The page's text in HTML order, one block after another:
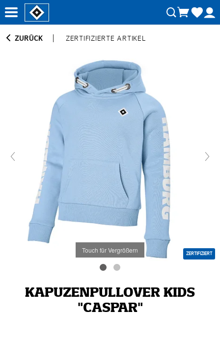
ZURÜCK ZERTIFIZIERTE ARTIKEL
Touch für Vergrößern ZERTIFIZIERT
KAPUZENPULLOVER KIDS
"CASPAR"